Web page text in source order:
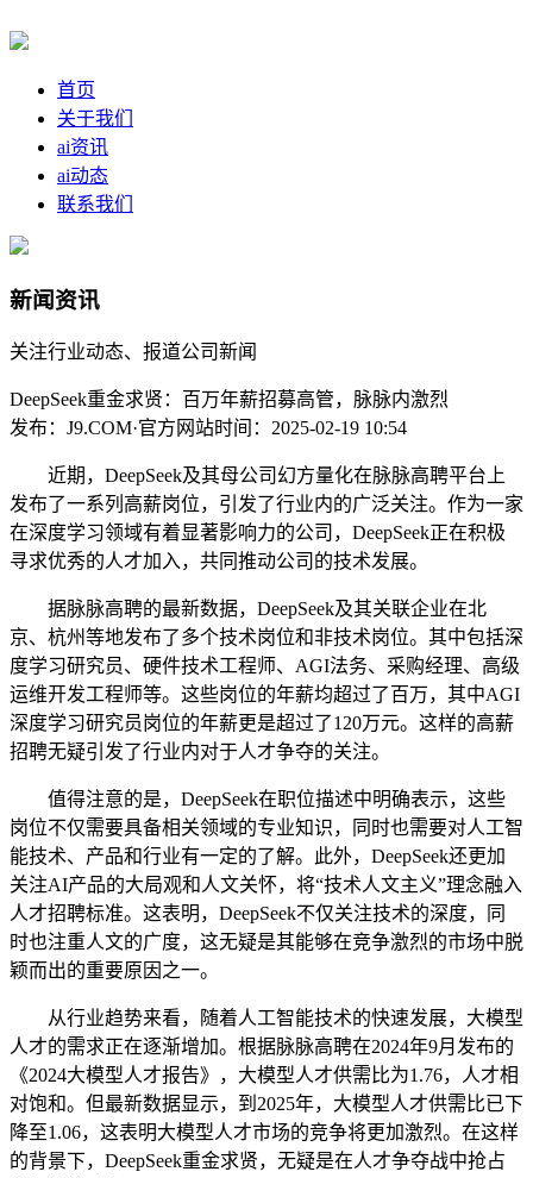
首页
关于我们
ai资讯
ai动态
联系我们
新闻资讯
关注行业动态、报道公司新闻
DeepSeek重金求贤：百万年薪招募高管，脉脉内激烈
发布：J9.COM·官方网站时间：2025-02-19 10:54
近期，DeepSeek及其母公司幻方量化在脉脉高聘平台上
发布了一系列高薪岗位，引发了行业内的广泛关注。作为一家
在深度学习领域有着显著影响力的公司，DeepSeek正在积极
寻求优秀的人才加入，共同推动公司的技术发展。
据脉脉高聘的最新数据，DeepSeek及其关联企业在北
京、杭州等地发布了多个技术岗位和非技术岗位。其中包括深
度学习研究员、硬件技术工程师、AGI法务、采购经理、高级
运维开发工程师等。这些岗位的年薪均超过了百万，其中AGI
深度学习研究员岗位的年薪更是超过了120万元。这样的高薪
招聘无疑引发了行业内对于人才争夺的关注。
值得注意的是，DeepSeek在职位描述中明确表示，这些
岗位不仅需要具备相关领域的专业知识，同时也需要对人工智
能技术、产品和行业有一定的了解。此外，DeepSeek还更加
关注AI产品的大局观和人文关怀，将“技术人文主义”理念融入
人才招聘标准。这表明，DeepSeek不仅关注技术的深度，同
时也注重人文的广度，这无疑是其能够在竞争激烈的市场中脱
颖而出的重要原因之一。
从行业趋势来看，随着人工智能技术的快速发展，大模型
人才的需求正在逐渐增加。根据脉脉高聘在2024年9月发布的
《2024大模型人才报告》，大模型人才供需比为1.76，人才相
对饱和。但最新数据显示，到2025年，大模型人才供需比已下
降至1.06，这表明大模型人才市场的竞争将更加激烈。在这样
的背景下，DeepSeek重金求贤，无疑是在人才争夺战中抢占